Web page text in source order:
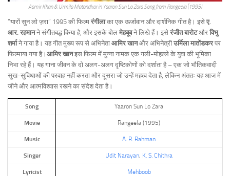
Aamir Khan & Urmila Matondkar in Yaaron Sun Lo Zara Song from Rangeela (1995)
“यारों सुन लो ज़रा” 1995 की फिल्म रंगीलाका एक ऊर्जावान और दार्शनिक गीत है। इसे ए.
आर. रहमानने संगीतबद्ध किया है, और इसके बोल मेहबूबने लिखे हैं। इसे रंजीत बारोटऔर विभु
शर्माने गाया है। यह गीत मुख्य रूप से अभिनेता आमिर खानऔर अभिनेत्री उर्मिला मातोंडकरपर
फिल्माया गया है। आमिर खानइस फिल्म में मुन्ना नामक एक गली-मोहल्ले के युवा की भूमिका
निभा रहे हैं। यह गाना जीवन के दो अलग-अलग दृष्टिकोणों को दर्शाता है – एक जो भौतिकवादी
सुख-सुविधाओं की परवाह नहीं करता और दूसरा जो उन्हें महत्व देता है, लेकिन अंततः यह आज में
जीने और आत्मविश्वास रखने का संदेश देता है।
Song Yaaron Sun Lo Zara
Movie Rangeela (1995)
Music A. R. Rahman
Singer Udit Narayan, K. S. Chithra
Lyricist Mehboob